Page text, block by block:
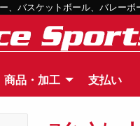
、バスケットボール、バレー
商品・加工 支払い